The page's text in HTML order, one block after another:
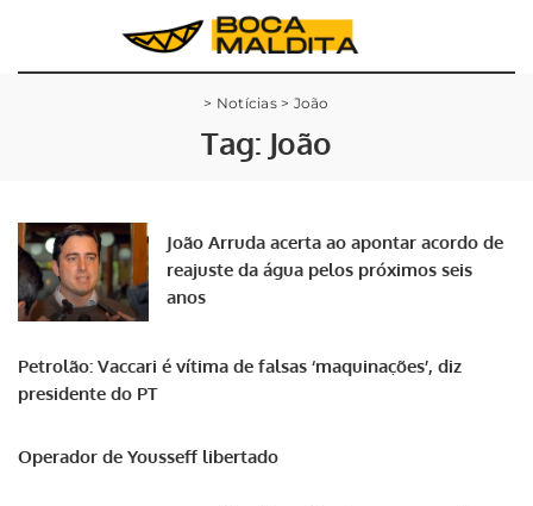
> Notícias> João
Tag: João
João Arruda acerta ao apontar acordo de
reajuste da água pelos próximos seis
anos
Petrolão: Vaccari é vítima de falsas ‘maquinações’, diz
presidente do PT
Operador de Yousseff libertado